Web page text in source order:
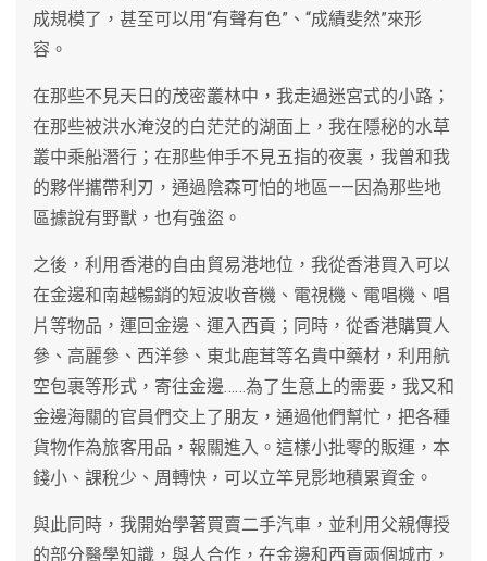
成規模了，甚至可以用“有聲有色”、“成績斐然”來形
容。
在那些不見天日的茂密叢林中，我走過迷宮式的小路；
在那些被洪水淹沒的白茫茫的湖面上，我在隱秘的水草
叢中乘船潛行；在那些伸手不見五指的夜裏，我曾和我
的夥伴攜帶利刃，通過陰森可怕的地區——因為那些地
區據說有野獸，也有強盜。
之後，利用香港的自由貿易港地位，我從香港買入可以
在金邊和南越暢銷的短波收音機、電視機、電唱機、唱
片等物品，運回金邊、運入西貢；同時，從香港購買人
參、高麗參、西洋參、東北鹿茸等名貴中藥材，利用航
空包裹等形式，寄往金邊……為了生意上的需要，我又和
金邊海關的官員們交上了朋友，通過他們幫忙，把各種
貨物作為旅客用品，報關進入。這樣小批零的販運，本
錢小、課稅少、周轉快，可以立竿見影地積累資金。
與此同時，我開始學著買賣二手汽車，並利用父親傳授
的部分醫學知識，與人合作，在金邊和西貢兩個城市，